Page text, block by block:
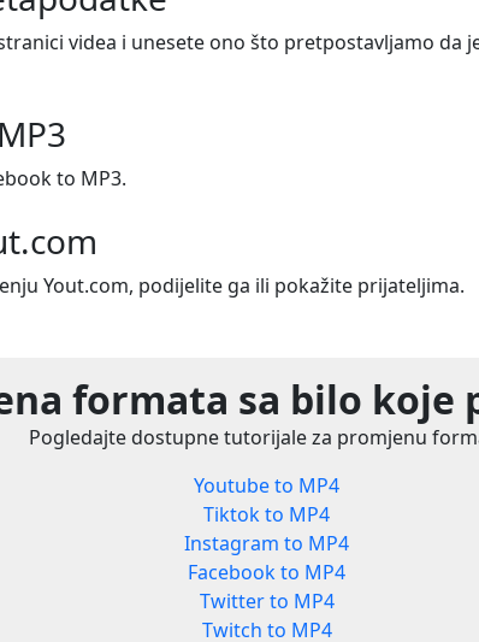
videa i unesete ono što pretpostavljamo da
to MP3.
Yout.com, podijelite ga ili pokažite prijateljima.
formata sa bilo koje
Pogledajte dostupne tutorijale za promjenu
Youtube to MP4
Tiktok to MP4
Instagram to MP4
Facebook to MP4
Twitter to MP4
Twitch to MP4